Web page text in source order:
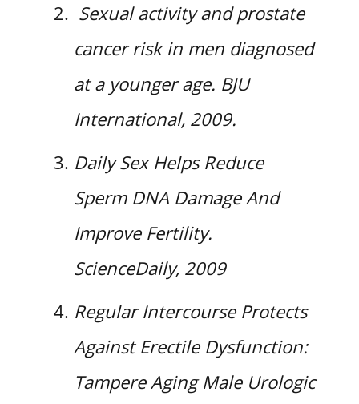
Sexual activity and prostate
cancer risk in men diagnosed
at a younger age. BJU
International, 2009.
Daily Sex Helps Reduce
Sperm DNA Damage And
Improve Fertility.
ScienceDaily, 2009
Regular Intercourse Protects
Against Erectile Dysfunction:
Tampere Aging Male Urologic